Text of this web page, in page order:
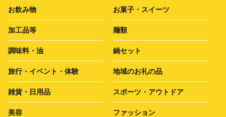
お飲み物 お菓子・スイーツ
加工品等 麺類
調味料・油 鍋セット
旅行・イベント・体験 地域のお礼の品
雑貨・日用品 スポーツ・アウトドア
美容 ファッション